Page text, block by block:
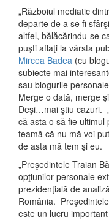
„Războiul mediatic
departe de a se fi
altfel, bălăcărindu-se
puşti aflaţi la vârsta
Mircea Badea (cu
subiecte mai
sau blogurile
Merge o dată, merge
Deşi…mai ştiu cazuri.
că asta o să fie
teamă că nu mă voi
de asta mă tem şi eu.
„Preşedintele Traian
opţiunilor personale
prezidenţială de
România.
este un lucru